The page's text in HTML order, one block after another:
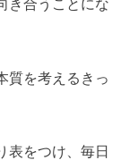
き合うことにな
質を考えるきっ
表をつけ、毎日